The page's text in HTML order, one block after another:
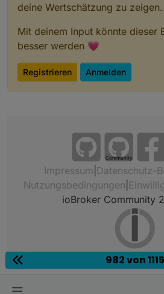
deine Wertschätzung zu zeigen.
Mit deinem Input könnte dieser
besser werden 💗
Registrieren Anmelden
Community
Impressum Datenschutz-
Nutzungsbedingungen
ioBroker Community
982 von 1115